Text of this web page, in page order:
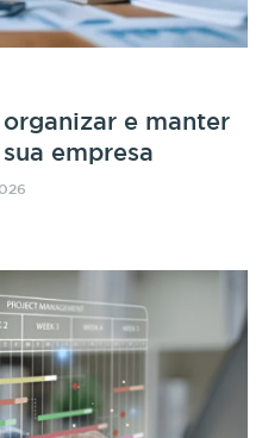
e manter
empresa